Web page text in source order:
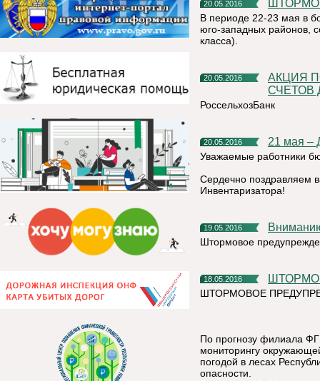
20.05.2016
В периоде 22-23 мая в
юго-западных районов,
класса).
20.05.2016
АКЦИЯ ПО БЕСПЛАТНОМУ ОТКРЫТИЮ РАСЧЕТНЫХ
СЧЕТОВ
РоссельхозБанк
20.05.2016 21 мая
Уважаемые работники
Сердечно поздравляем
Инвентаризатора!
19.05.2016
Штормовое
18.05.2016
ШТОРМОВОЕ
По прогнозу филиала
мониторингу
погодой в лесах
опасности.